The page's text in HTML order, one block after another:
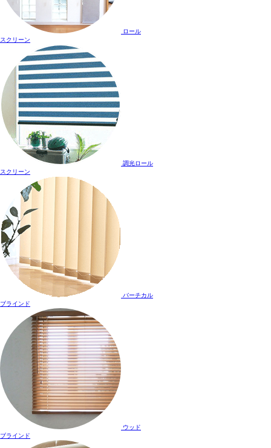
ロール
スクリーン
調光ロール
スクリーン
バーチカル
ブラインド
ウッド
ブラインド